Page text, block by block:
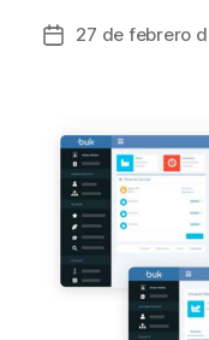
Fecha27 de febrero